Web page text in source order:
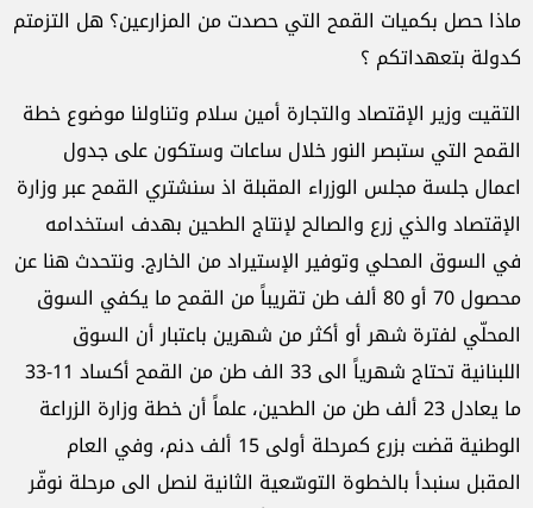
ماذا حصل بكميات القمح التي حصدت من المزارعين؟ هل التزمتم
كدولة بتعهداتكم ؟
التقيت وزير الإقتصاد والتجارة أمين سلام وتناولنا موضوع خطة
القمح التي ستبصر النور خلال ساعات وستكون على جدول
اعمال جلسة مجلس الوزراء المقبلة اذ سنشتري القمح عبر وزارة
الإقتصاد والذي زرع والصالح لإنتاج الطحين بهدف استخدامه
في السوق المحلي وتوفير الإستيراد من الخارج. ونتحدث هنا عن
محصول 70 أو 80 ألف طن تقريباً من القمح ما يكفي السوق
المحلّي لفترة شهر أو أكثر من شهرين باعتبار أن السوق
اللبنانية تحتاج شهرياً الى 33 الف طن من القمح أكساد 11-33
ما يعادل 23 ألف طن من الطحين، علماً أن خطة وزارة الزراعة
الوطنية قضت بزرع كمرحلة أولى 15 ألف دنم، وفي العام
المقبل سنبدأ بالخطوة التوسّعية الثانية لنصل الى مرحلة نوفّر